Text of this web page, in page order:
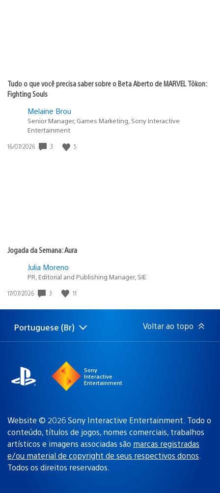
Tudo o que você precisa saber sobre o Beta Aberto de MARVEL Tōkon:
Fighting Souls
Melaine Brou
Senior Manager, Games Marketing, Sony Interactive
Entertainment
Data
16/07/2026 3 5
Jogada da Semana: Aura
Julia Moreno
PR, Editorial and Publishing Manager, SIE
Data
publicação:
17/07/2026 3 11
Selecione
Região
Portuguese (Br) Voltar ao topo
Sony
Interactive
Entertainment
Website © 2026 Sony Interactive Entertainment. Todo o
conteúdo, títulos de jogos, nomes comerciais, trabalhos
artísticos e imagens associadas são marcas registradas
e/ou material de copyright de seus respectivos donos.
Todos os direitos reservados.